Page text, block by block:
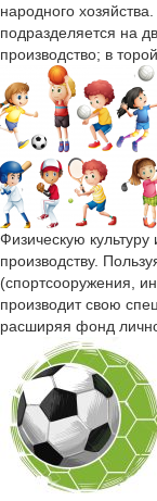
народного
подразделяется на
производство; в
Физическую
производству.
(спортсооружения,
производит свою
расширяя фонд